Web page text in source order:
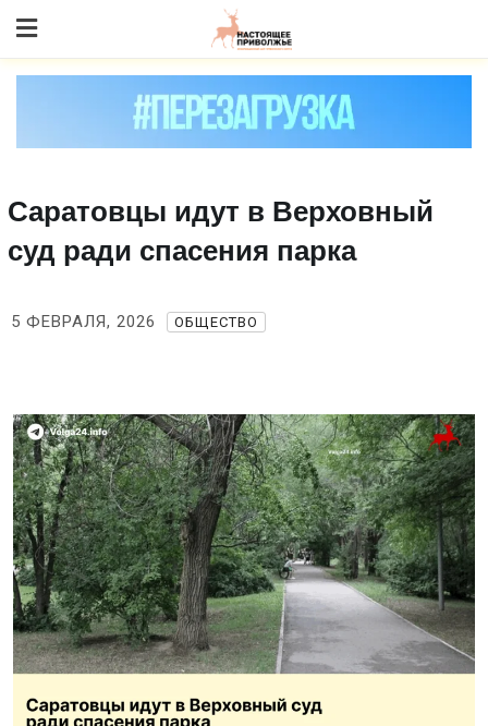
to content
Саратовцы идут в Верховный
суд ради спасения парка
5 ФЕВРАЛЯ, 2026 ОБЩЕСТВО